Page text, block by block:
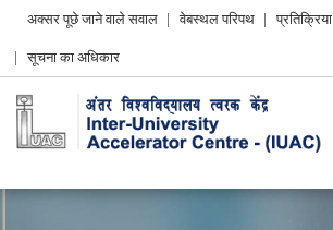
Header
menu
अक्सर पूछे जाने वाले सवाल वेबस्थल परिपथ
प्रतिक्रिया
सूचना का अधिकार